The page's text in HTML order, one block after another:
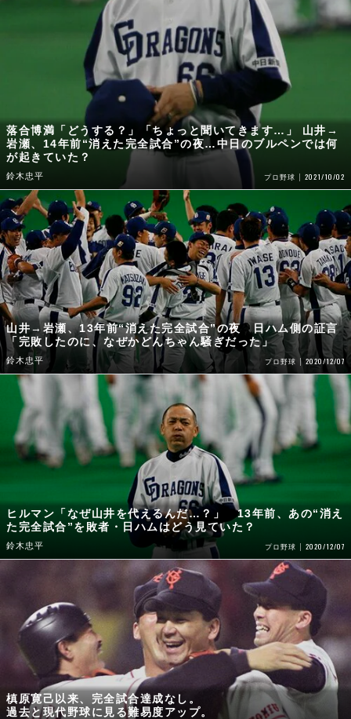
落合博満「どうする？」「ちょっと聞いてきます…」 山井→
岩瀬、14年前“消えた完全試合”の夜…中日のブルペンでは何
が起きていた？
鈴木忠平 プロ野球 2021/10/02
山井→岩瀬、13年前“消えた完全試合”の夜 日ハム側の証言
「完敗したのに、なぜかどんちゃん騒ぎだった」
鈴木忠平 プロ野球 2020/12/07
ヒルマン「なぜ山井を代えるんだ…？」 13年前、あの“消え
た完全試合”を敗者・日ハムはどう見ていた？
鈴木忠平 プロ野球 2020/12/07
槙原寛己以来、完全試合達成なし。
過去と現代野球に見る難易度アップ。